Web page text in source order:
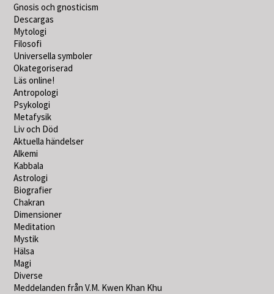
Gnosis och gnosticism
Descargas
Mytologi
Filosofi
Universella symboler
Okategoriserad
Läs online!
Antropologi
Psykologi
Metafysik
Liv och Död
Aktuella händelser
Alkemi
Kabbala
Astrologi
Biografier
Chakran
Dimensioner
Meditation
Mystik
Hälsa
Magi
Diverse
Meddelanden från V.M. Kwen Khan Khu